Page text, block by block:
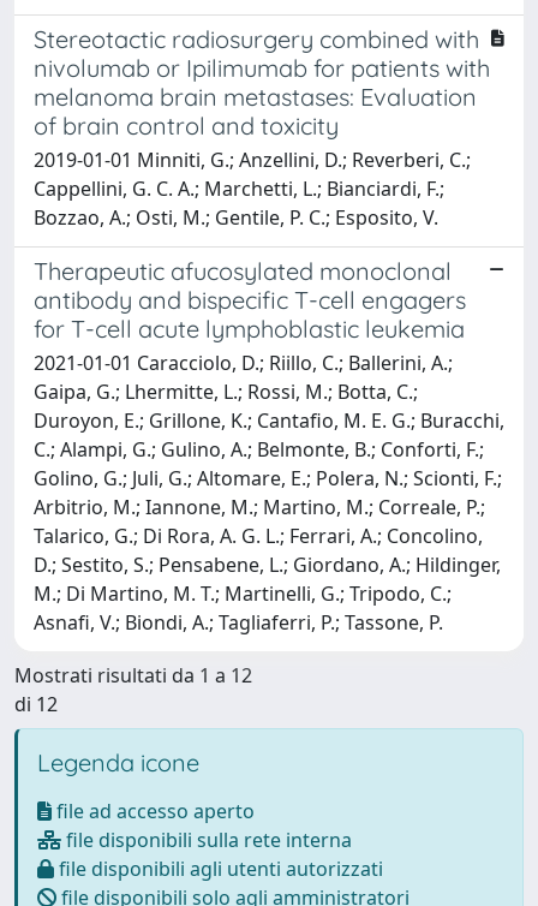
Stereotactic radiosurgery combined with
nivolumab or Ipilimumab for patients with
melanoma brain metastases: Evaluation
of brain control and toxicity
2019-01-01 Minniti, G.; Anzellini, D.; Reverberi, C.;
Cappellini, G. C. A.; Marchetti, L.; Bianciardi, F.;
Bozzao, A.; Osti, M.; Gentile, P. C.; Esposito, V.
Therapeutic afucosylated monoclonal
antibody and bispecific T-cell engagers
for T-cell acute lymphoblastic leukemia
2021-01-01 Caracciolo, D.; Riillo, C.; Ballerini, A.;
Gaipa, G.; Lhermitte, L.; Rossi, M.; Botta, C.;
Duroyon, E.; Grillone, K.; Cantafio, M. E. G.; Buracchi,
C.; Alampi, G.; Gulino, A.; Belmonte, B.; Conforti, F.;
Golino, G.; Juli, G.; Altomare, E.; Polera, N.; Scionti, F.;
Arbitrio, M.; Iannone, M.; Martino, M.; Correale, P.;
Talarico, G.; Di Rora, A. G. L.; Ferrari, A.; Concolino,
D.; Sestito, S.; Pensabene, L.; Giordano, A.; Hildinger,
M.; Di Martino, M. T.; Martinelli, G.; Tripodo, C.;
Asnafi, V.; Biondi, A.; Tagliaferri, P.; Tassone, P.
Mostrati risultati da 1 a 12
di 12
Legenda icone
file ad accesso aperto
file disponibili sulla rete interna
file disponibili agli utenti autorizzati
file disponibili solo agli amministratori